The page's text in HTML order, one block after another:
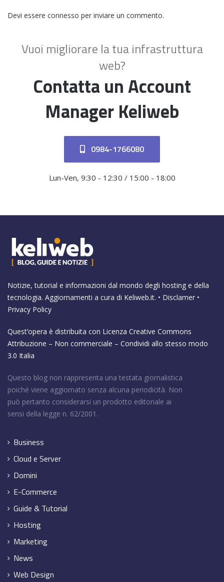
Devi essere connesso per inviare un commento.
Vuoi migliorare la tua infrastruttura
web?
Contatta un Account
Manager Keliweb
0984-1766080
Lun-Ven, 9:30 - 12:30 / 15:00 - 18:00
Notizie, tutorial e informazioni dal mondo degli hosting e della
tecnologia. Aggiornamenti a cura di Keliweb.it. • Disclamer •
Privacy Policy
Quest’opera è distribuita con Licenza Creative Commons
Attribuzione – Non commerciale – Condividi allo stesso modo
3.0 Italia
Questo blog non rappresenta una testata giornalistica
poiché viene aggiornato senza alcuna periodicità. Non
può pertanto considerarsi un prodotto editoriale ai
sensi della legge n. 62/2001.
Business
Cloud e Server
Domini
E-Commerce
Guide & Tutorial
Hosting
Marketing
News
Web Design